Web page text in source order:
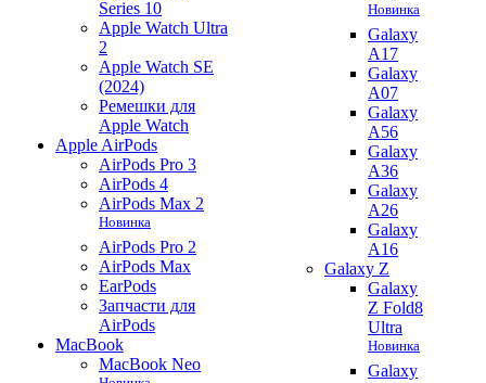
Series 10
Apple Watch Ultra
2
Apple Watch SE
(2024)
Ремешки для
Apple Watch
Apple AirPods
AirPods Pro 3
AirPods 4
AirPods Max 2
Новинка
AirPods Pro 2
AirPods Max
EarPods
Запчасти для
AirPods
MacBook
MacBook Neo
Новинка
Galaxy
A17
Galaxy
A07
Galaxy
A56
Galaxy
A36
Galaxy
A26
Galaxy
A16
Galaxy Z
Galaxy
Z Fold8
Ultra
Новинка
Galaxy